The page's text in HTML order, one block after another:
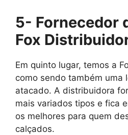
5- Fornecedor
Fox
Em quinto lugar, temos a
como sendo também uma
atacado. A distribuidora
mais variados tipos e fica
os melhores para quem
calçados.